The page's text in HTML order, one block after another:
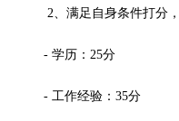
2、满足自身条件打分
- 学历：25分
- 工作经验：35分